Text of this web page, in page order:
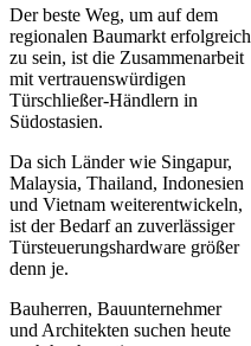
Der beste Weg, um auf dem
regionalen Baumarkt erfolgreich
zu sein, ist die Zusammenarbeit
mit vertrauenswürdigen
Türschließer-Händlern in
Südostasien.
Da sich Länder wie Singapur,
Malaysia, Thailand, Indonesien
und Vietnam weiterentwickeln,
ist der Bedarf an zuverlässiger
Türsteuerungshardware größer
denn je.
Bauherren, Bauunternehmer
und Architekten suchen heute